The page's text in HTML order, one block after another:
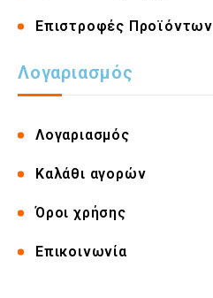
Επιστροφές Προϊόντων
Λογαριασμός
Λογαριασμός
Καλάθι αγορών
Όροι χρήσης
Επικοινωνία